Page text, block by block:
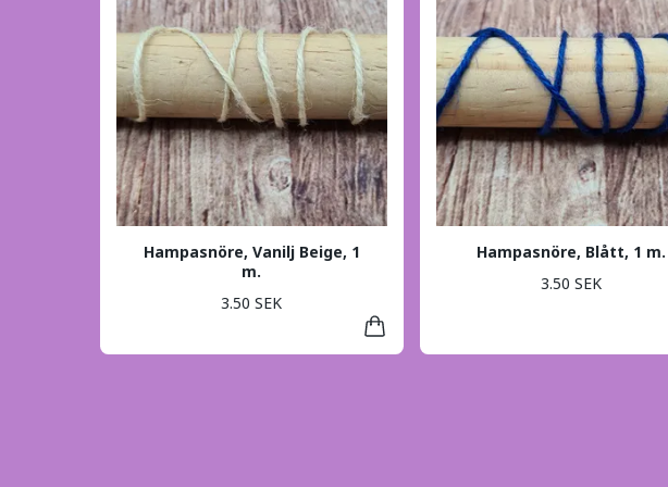
Hampasnöre, Vanilj Beige, 1
m.
3.50 SEK
Hampasnöre, Blått, 1 m.
3.50 SEK